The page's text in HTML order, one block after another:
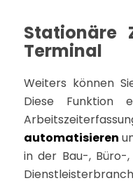
Stationäre
Terminal
Weiters können
Diese Funktion
automatisieren
in der Bau-, Büro-